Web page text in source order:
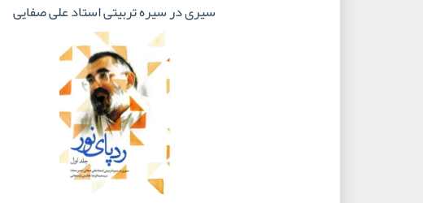
سیری در سیره تربیتی استاد علی صفایی